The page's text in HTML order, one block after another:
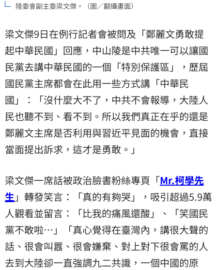
陸委會副主委梁文傑。（圖／翻攝畫面）
梁文傑9日在例行記者會被問及「鄭麗文勇敢提
起中華民國」回應，中山陵是中共唯一可以讓國
民黨去講中華民國的一個「特別保護區」，歷屆
國民黨主席都會在此用一些方式講「中華民
國」：「沒什麼大不了，中共不會報導，大陸人
民也聽不到、看不到。所以我們真正在乎的還是
鄭麗文主席是否利用與習近平見面的機會，直接
當面提出訴求，這才是勇敢。」
梁文傑一席話被政治臉書粉絲專頁「Mr.柯學先
生 」轉發笑言：「真的有夠哭」，吸引超過5.9萬
人觀看並留言：「比我的痛風還酸」、「笑國民
黨不敢啦⋯」「真心覺得在臺灣內，講很大聲的
話、很會叫囂、很會嫌棄、對上對下很會罵的人
去到大陸卻一直強調九二共識，一個中國的原